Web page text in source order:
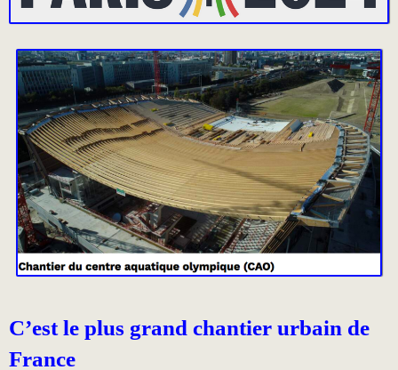
C’est le plus grand chantier urbain de
France